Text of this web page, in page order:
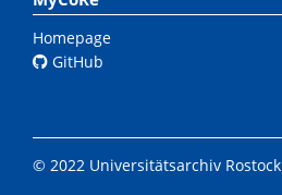
Homepage
GitHub
© 2022 Universitätsarchiv Rostock